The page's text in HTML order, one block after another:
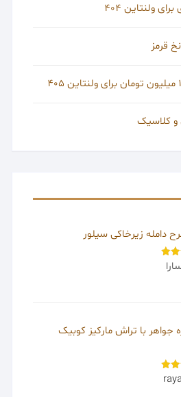
ولنتاین 404
قرمز
و کلاسیک
دامله زیرخاکی سیلور
5از
جواهر با تراش مارکیز کوبیک
5از